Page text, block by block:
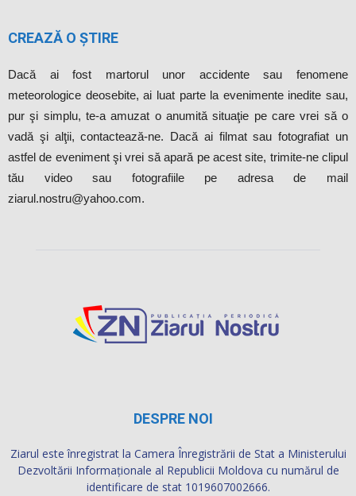
CREAZĂ O ȘTIRE
Dacă ai fost martorul unor accidente sau fenomene
meteorologice deosebite, ai luat parte la evenimente inedite sau,
pur şi simplu, te-a amuzat o anumită situaţie pe care vrei să o
vadă şi alţii, contactează-ne. Dacă ai filmat sau fotografiat un
astfel de eveniment şi vrei să apară pe acest site, trimite-ne clipul
tău video sau fotografiile pe adresa de mail
ziarul.nostru@yahoo.com.
DESPRE NOI
Ziarul este înregistrat la Camera Înregistrării de Stat a Ministerului
Dezvoltării Informaţionale al Republicii Moldova cu numărul de
identificare de stat 1019607002666.